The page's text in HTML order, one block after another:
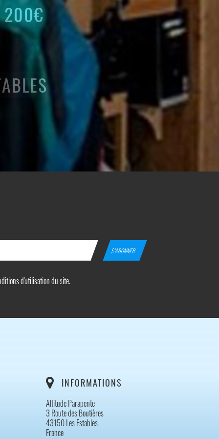
200€
d'utilisation du site.
INFORMATIONS
Altitude Parapente
3 Route des Boutières
43150 Les Estables
France